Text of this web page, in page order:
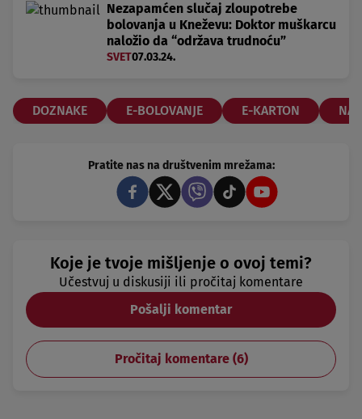
Nezapamćen slučaj zloupotrebe
bolovanja u Kneževu: Doktor muškarcu
naložio da “održava trudnoću”
SVET07.03.24.
DOZNAKE E-BOLOVANJE E-KARTON
Pratite nas na društvenim mrežama:
Koje je tvoje mišljenje o ovoj temi?
Učestvuj u diskusiji ili pročitaj komentare
Pošalji komentar
Pročitaj komentare (6)